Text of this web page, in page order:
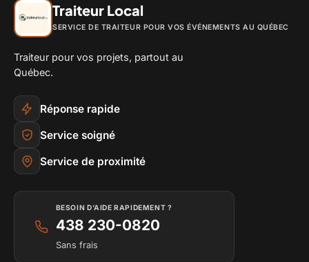
Traiteur Local
SERVICE DE TRAITEUR POUR VOS ÉVÉNEMENTS AU QUÉBEC
Traiteur pour vos projets, partout au
Québec.
Réponse rapide
Service soigné
Service de proximité
BESOIN D’AIDE RAPIDEMENT ?
438 230-0820
Sans frais